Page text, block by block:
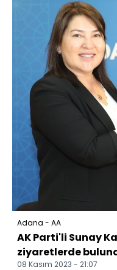
Adana - AA
AK Parti'li Sunay
ziyaretlerde
08 Kasım 2023 - 21:07